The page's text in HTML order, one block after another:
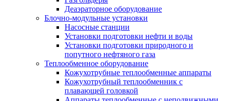
Деаэраторное оборудование
Блочно-модульные установки
Насосные станции
Установки подготовки нефти и воды
Установки подготовки природного и
попутного нефтяного газа
Теплообменное оборудование
Кожухотрубные теплообменные аппараты
Кожухотрубный теплообменник с
плавающей головкой